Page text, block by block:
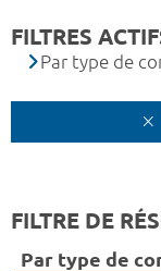
FILTRES
Par type de
FILTRE DE
Par type de